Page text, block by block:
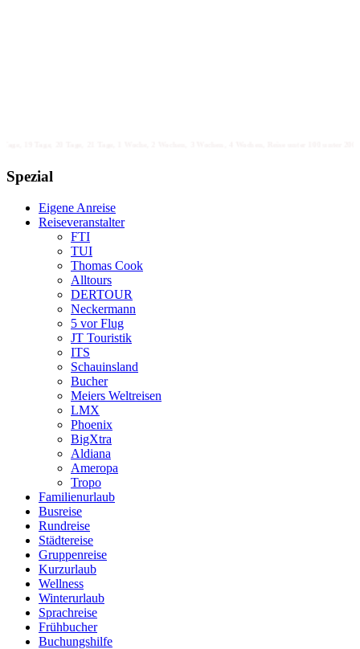
Spezial
Eigene Anreise
Reiseveranstalter
FTI
TUI
Thomas Cook
Alltours
DERTOUR
Neckermann
5 vor Flug
JT Touristik
ITS
Schauinsland
Bucher
Meiers Weltreisen
LMX
Phoenix
BigXtra
Aldiana
Ameropa
Tropo
Familienurlaub
Busreise
Rundreise
Städtereise
Gruppenreise
Kurzurlaub
Wellness
Winterurlaub
Sprachreise
Frühbucher
Buchungshilfe